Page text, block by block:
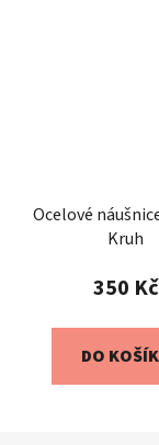
Ocelové
Kruh
350 Kč
DO